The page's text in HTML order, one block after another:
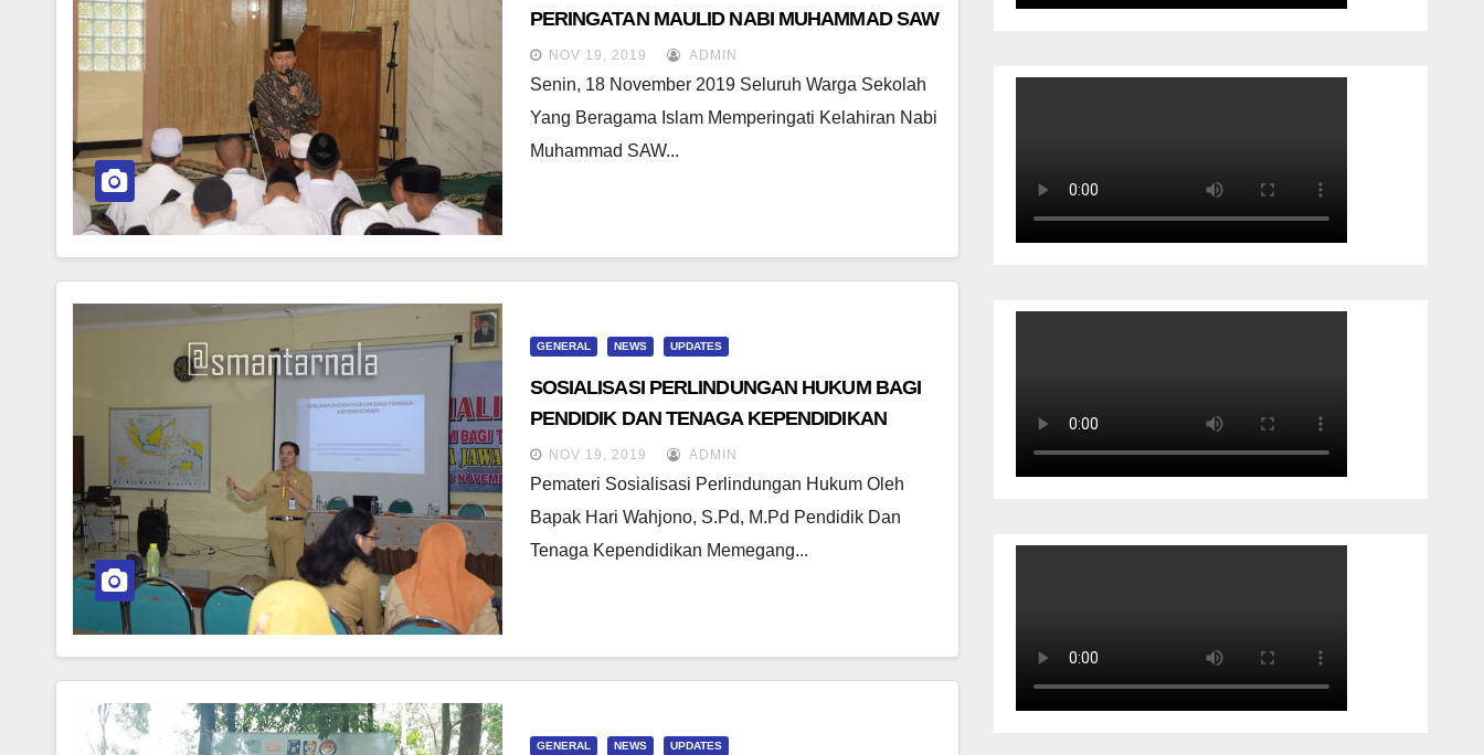
PERINGATAN MAULID NABI MUHAMMAD SAW
NOV 19, 2019 ADMIN
Senin, 18 November 2019 Seluruh Warga Sekolah
Yang Beragama Islam Memperingati Kelahiran Nabi
Muhammad SAW...
GENERAL NEWS UPDATES
SOSIALISASI PERLINDUNGAN HUKUM BAGI
PENDIDIK DAN TENAGA KEPENDIDIKAN
SMANTAR NALA
NOV 19, 2019 ADMIN
Pemateri Sosialisasi Perlindungan Hukum Oleh
Bapak Hari Wahjono, S.Pd, M.Pd Pendidik Dan
Tenaga Kependidikan Memegang...
GENERAL NEWS UPDATES